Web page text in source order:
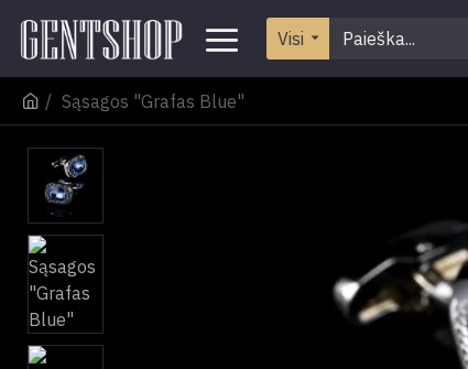
Visi
Sąsagos "Grafas Blue"